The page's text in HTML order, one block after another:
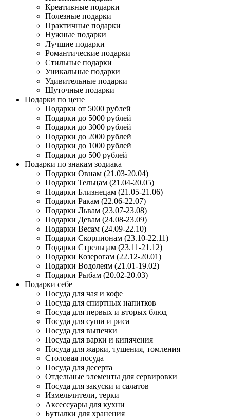
Креативные подарки
Полезные подарки
Практичные подарки
Нужные подарки
Лучшие подарки
Романтические подарки
Стильные подарки
Уникальные подарки
Удивительные подарки
Шуточные подарки
Подарки по цене
Подарки от 5000 рублей
Подарки до 5000 рублей
Подарки до 3000 рублей
Подарки до 2000 рублей
Подарки до 1000 рублей
Подарки до 500 рублей
Подарки по знакам зодиака
Подарки Овнам (21.03-20.04)
Подарки Тельцам (21.04-20.05)
Подарки Близнецам (21.05-21.06)
Подарки Ракам (22.06-22.07)
Подарки Львам (23.07-23.08)
Подарки Девам (24.08-23.09)
Подарки Весам (24.09-22.10)
Подарки Скорпионам (23.10-22.11)
Подарки Стрельцам (23.11-21.12)
Подарки Козерогам (22.12-20.01)
Подарки Водолеям (21.01-19.02)
Подарки Рыбам (20.02-20.03)
Подарки себе
Посуда для чая и кофе
Посуда для спиртных напитков
Посуда для первых и вторых блюд
Посуда для суши и риса
Посуда для выпечки
Посуда для варки и кипячения
Посуда для жарки, тушения, томления
Столовая посуда
Посуда для десерта
Отдельные элементы для сервировки
Посуда для закуски и салатов
Измельчители, терки
Аксессуары для кухни
Бутылки для хранения